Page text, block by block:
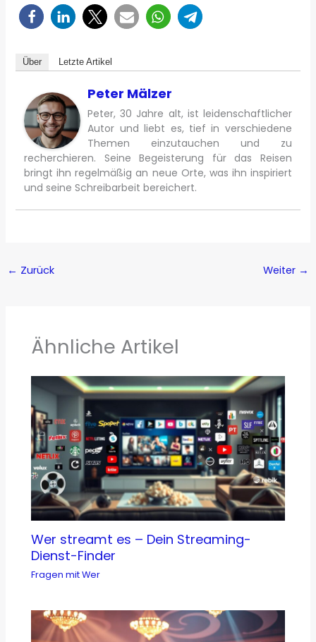
Über Letzte Artikel
Peter Mälzer
Peter, 30 Jahre alt, ist leidenschaftlicher
Autor und liebt es, tief in verschiedene
Themen einzutauchen und zu
recherchieren. Seine Begeisterung für das Reisen
bringt ihn regelmäßig an neue Orte, was ihn inspiriert
und seine Schreibarbeit bereichert.
← Zurück Weiter →
Ähnliche Artikel
Wer streamt es – Dein Streaming-
Dienst-Finder
Fragen mit Wer